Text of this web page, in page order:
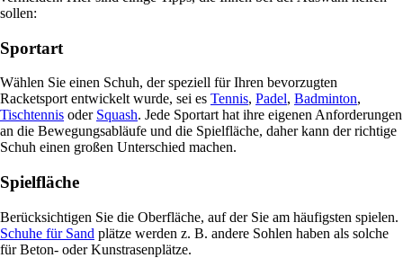
sollen:
Sportart
Wählen Sie einen Schuh, der speziell für Ihren bevorzugten
Racketsport entwickelt wurde, sei es Tennis, Padel, Badminton,
Tischtennis oder Squash. Jede Sportart hat ihre eigenen Anforderungen
an die Bewegungsabläufe und die Spielfläche, daher kann der richtige
Schuh einen großen Unterschied machen.
Spielfläche
Berücksichtigen Sie die Oberfläche, auf der Sie am häufigsten spielen.
Schuhe für Sand plätze werden z. B. andere Sohlen haben als solche
für Beton- oder Kunstrasenplätze.